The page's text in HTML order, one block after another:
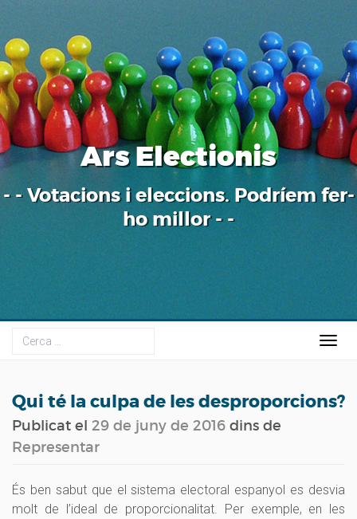
Ars Electionis
- - Votacions i eleccions. Podríem fer-
ho millor - -
Qui té la culpa de les desproporcions?
Publicat el 29 de juny de 2016 dins de
Representar
És ben sabut que el sistema electoral espanyol es desvia
molt de l’ideal de proporcionalitat. Per exemple, en les